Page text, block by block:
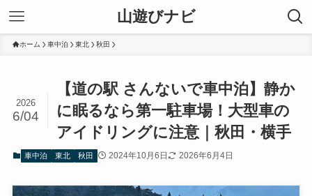
山遊びナビ
ホーム 車中泊 東北 秋田
【道の駅 さんないで車中泊】静か
に眠るなら第一駐車場！大型車の
アイドリングに注意｜秋田・横手
2026
6/04
車中泊 東北 秋田 2024年10月6日 2026年6月4日